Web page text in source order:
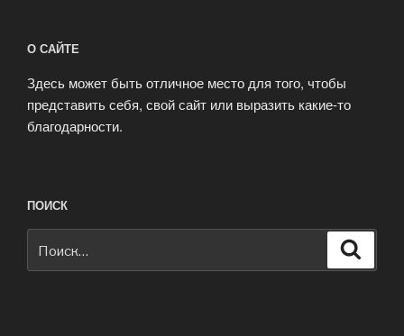
О САЙТЕ
Здесь может быть отличное место для того, чтобы
представить себя, свой сайт или выразить какие-то
благодарности.
ПОИСК